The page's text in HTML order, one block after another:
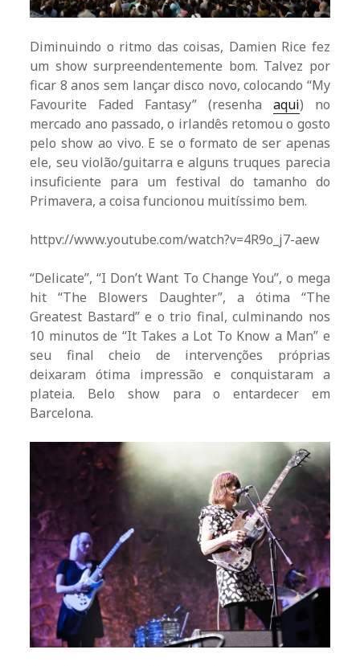
Diminuindo o ritmo das coisas, Damien Rice fez
um show surpreendentemente bom. Talvez por
ficar 8 anos sem lançar disco novo, colocando “My
Favourite Faded Fantasy” (resenha aqui) no
mercado ano passado, o irlandês retomou o gosto
pelo show ao vivo. E se o formato de ser apenas
ele, seu violão/guitarra e alguns truques parecia
insuficiente para um festival do tamanho do
Primavera, a coisa funcionou muitíssimo bem.
httpv://www.youtube.com/watch?v=4R9o_j7-aew
“Delicate”, “I Don’t Want To Change You”, o mega
hit “The Blowers Daughter”, a ótima “The
Greatest Bastard” e o trio final, culminando nos
10 minutos de “It Takes a Lot To Know a Man” e
seu final cheio de intervenções próprias
deixaram ótima impressão e conquistaram a
plateia. Belo show para o entardecer em
Barcelona.